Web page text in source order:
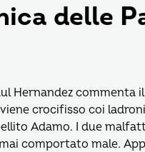
delle
Hernandez commenta
crocifisso coi
Adamo. I due
comportato male.